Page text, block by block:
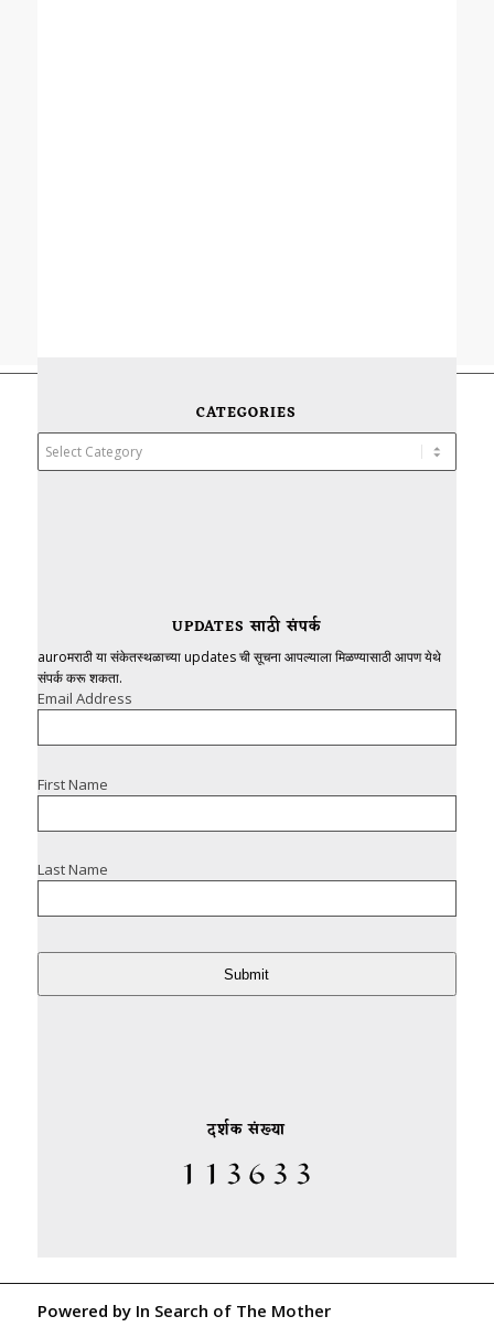
CATEGORIES
Categories
UPDATES साठी संपर्क
auroमराठी या संकेतस्थळाच्या updates ची सूचना आपल्याला मिळण्यासाठी आपण येथे
संपर्क करू शकता.
Email Address
First Name
Last Name
Submit
दर्शक संख्या
Powered by In Search of The Mother